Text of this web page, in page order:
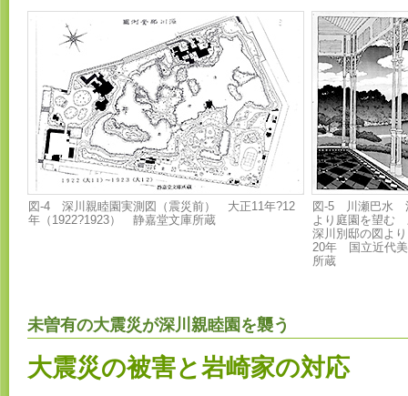
図-4 深川親睦園実測図（震災前） 大正11年?12
年（1922?1923） 静嘉堂文庫所蔵
図-5 川瀬巴水
より庭園を望む
深川別邸の図よ
20年 国立近代
所蔵
未曽有の大震災が深川親睦園を襲う
大震災の被害と岩崎家の対応